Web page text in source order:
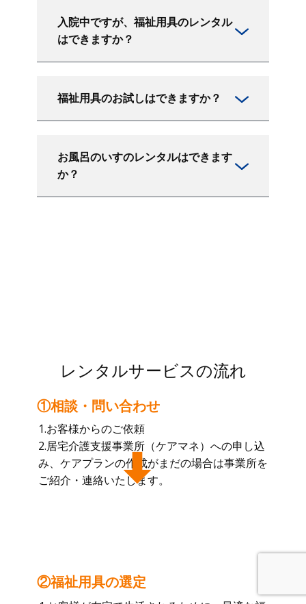
入院中ですが、福祉用具のレンタル
はできますか？
福祉用具のお試しはできますか？
お風呂のいすのレンタルはできます
か？
レンタルサービスの流れ
1.お客様からのご依頼
2.居宅介護支援事業所（ケアマネ）への申し込
み、ケアプランの作成がまだの場合は事業所を
ご紹介・連絡いたします。
①相談・問い合わせ
②福祉用具の選定